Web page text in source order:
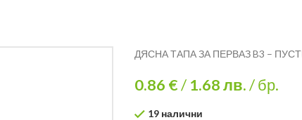
ДЯСНА ТАПА ЗА ПЕРВАЗ B3 –
0.86 €/ 1.68лв./ бр.
19 налични